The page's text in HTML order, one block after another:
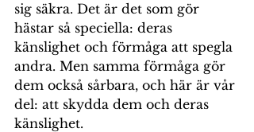
sig säkra. Det är det som gör
hästar så speciella: deras
känslighet och förmåga att spegla
andra. Men samma förmåga gör
dem också sårbara, och här är vår
del: att skydda dem och deras
känslighet.